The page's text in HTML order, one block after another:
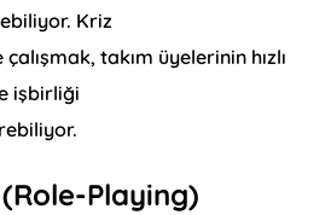
Kriz
takım üyelerinin hızlı
işbirliği
Playing)